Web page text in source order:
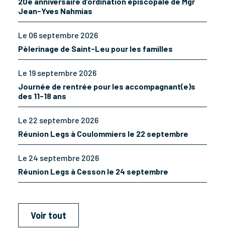
Jean-Yves Nahmias
Le 06 septembre 2026
Pèlerinage de Saint-Leu pour les familles
Le 19 septembre 2026
Journée de rentrée pour les accompagnant(e)s
des 11-18 ans
Le 22 septembre 2026
Réunion Legs à Coulommiers le 22 septembre
Le 24 septembre 2026
Réunion Legs à Cesson le 24 septembre
Voir tout